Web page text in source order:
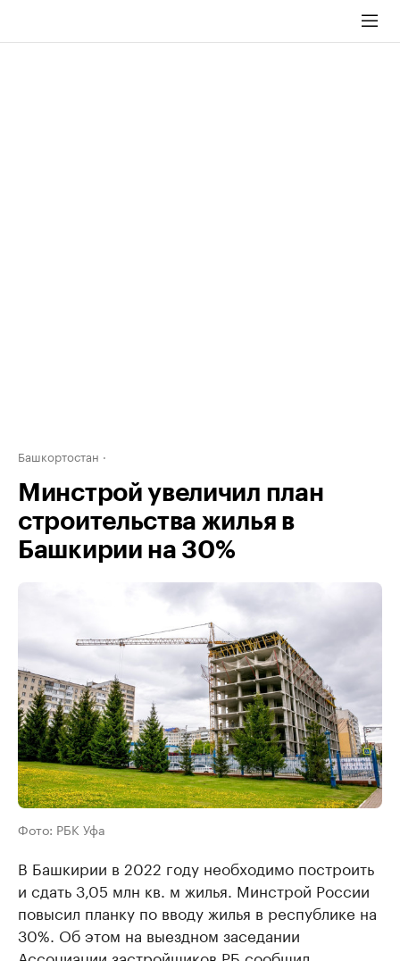
Башкортостан
Минстрой увеличил план
строительства жилья в
Башкирии на 30%
Фото: РБК Уфа
В Башкирии в 2022 году необходимо построить
и сдать 3,05 млн кв. м жилья. Минстрой России
повысил планку по вводу жилья в республике на
30%. Об этом на выездном заседании